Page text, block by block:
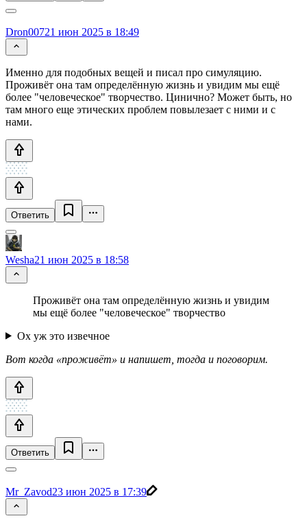
Dron00721 июн 2025 в 18:49
Именно для подобных вещей и писал про симуляцию.
Проживёт она там определённую жизнь и увидим мы ещё
более "человеческое" творчество. Цинично? Может быть, но
там много еще этических проблем повылезает с ними и с
нами.
Ответить
Wesha21 июн 2025 в 18:58
Проживёт она там определённую жизнь и увидим
мы ещё более "человеческое" творчество
Ох уж это извечное
Вот когда «проживёт» и напишет, тогда и поговорим.
Ответить
Mr_Zavod23 июн 2025 в 17:39